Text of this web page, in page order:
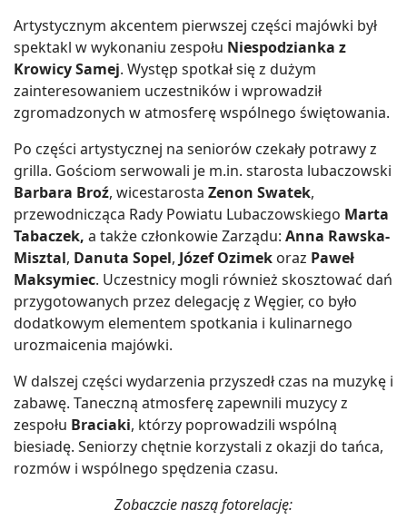
Artystycznym akcentem pierwszej części majówki był
spektakl w wykonaniu zespołu Niespodzianka z
Krowicy Samej. Występ spotkał się z dużym
zainteresowaniem uczestników i wprowadził
zgromadzonych w atmosferę wspólnego świętowania.
Po części artystycznej na seniorów czekały potrawy z
grilla. Gościom serwowali je m.in. starosta lubaczowski
Barbara Broź, wicestarosta Zenon Swatek,
przewodnicząca Rady Powiatu Lubaczowskiego Marta
Tabaczek, a także członkowie Zarządu: Anna Rawska-
Misztal, Danuta Sopel, Józef Ozimek oraz Paweł
Maksymiec. Uczestnicy mogli również skosztować dań
przygotowanych przez delegację z Węgier, co było
dodatkowym elementem spotkania i kulinarnego
urozmaicenia majówki.
W dalszej części wydarzenia przyszedł czas na muzykę i
zabawę. Taneczną atmosferę zapewnili muzycy z
zespołu Braciaki, którzy poprowadzili wspólną
biesiadę. Seniorzy chętnie korzystali z okazji do tańca,
rozmów i wspólnego spędzenia czasu.
Zobaczcie naszą fotorelację: